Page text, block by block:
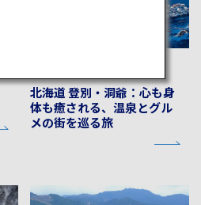
北海道 登別・洞爺：心も身
体も癒される、温泉とグル
メの街を巡る旅